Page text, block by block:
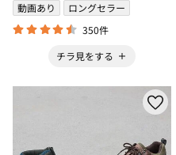
動画あり
ロングセラー
350件
チラ見をする